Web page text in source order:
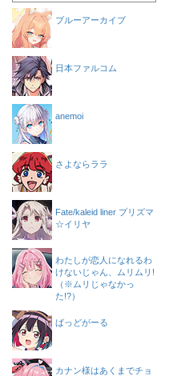
ブルーアーカイブ
日本ファルコム
anemoi
さよならララ
Fate/kaleid liner プリズマ
☆イリヤ
わたしが恋人になれるわ
けないじゃん、ムリムリ!
（※ムリじゃなかっ
た!?）
ばっどがーる
カナン様はあくまでチョ